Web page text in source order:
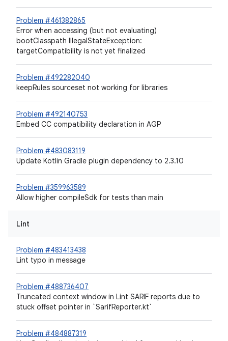
Problem #461382865
Error when accessing (but not evaluating)
bootClasspath IllegalStateException:
targetCompatibility is not yet finalized
Problem #492282040
keepRules sourceset not working for libraries
Problem #492140753
Embed CC compatibility declaration in AGP
Problem #483083119
Update Kotlin Gradle plugin dependency to 2.3.10
Problem #359963589
Allow higher compileSdk for tests than main
Lint
Problem #483413438
Lint typo in message
Problem #488736407
Truncated context window in Lint SARIF reports due to
stuck offset pointer in `SarifReporter.kt`
Problem #484887319